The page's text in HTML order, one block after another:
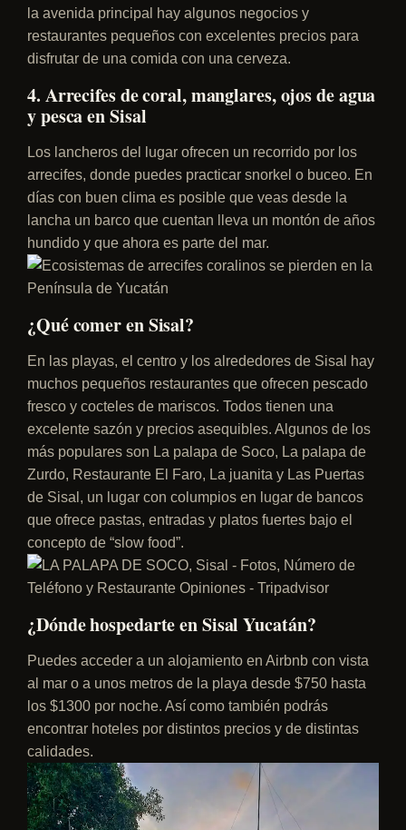
la avenida principal hay algunos negocios y
restaurantes pequeños con excelentes precios para
disfrutar de una comida con una cerveza.
4. Arrecifes de coral, manglares, ojos de agua
y pesca en Sisal
Los lancheros del lugar ofrecen un recorrido por los
arrecifes, donde puedes practicar snorkel o buceo. En
días con buen clima es posible que veas desde la
lancha un barco que cuentan lleva un montón de años
hundido y que ahora es parte del mar.
¿Qué comer en Sisal?
En las playas, el centro y los alrededores de Sisal hay
muchos pequeños restaurantes que ofrecen pescado
fresco y cocteles de mariscos. Todos tienen una
excelente sazón y precios asequibles. Algunos de los
más populares son La palapa de Soco, La palapa de
Zurdo, Restaurante El Faro, La juanita y Las Puertas
de Sisal, un lugar con columpios en lugar de bancos
que ofrece pastas, entradas y platos fuertes bajo el
concepto de “slow food”.
¿Dónde hospedarte en Sisal Yucatán?
Puedes acceder a un alojamiento en Airbnb con vista
al mar o a unos metros de la playa desde $750 hasta
los $1300 por noche. Así como también podrás
encontrar hoteles por distintos precios y de distintas
calidades.